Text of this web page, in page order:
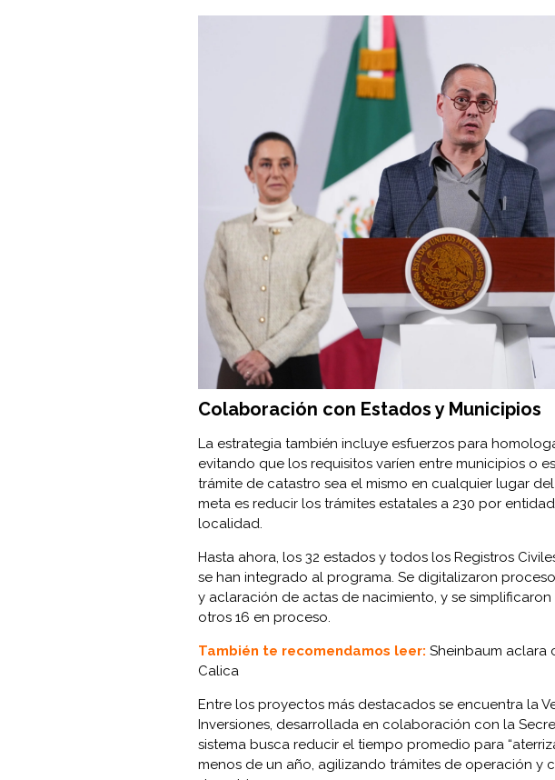
Colaboración con Estados y Municipios
La estrategia también incluye esfuerzos para
evitando que los requisitos varíen entre municipios o
trámite de catastro sea el mismo en cualquier lugar del
meta es reducir los trámites estatales a 230 por
localidad.
Hasta ahora, los 32 estados y todos los Registros
se han integrado al programa. Se digitalizaron
y aclaración de actas de nacimiento, y se simplificaron
otros 16 en proceso.
También te recomendamos leer: Sheinbaum aclara
Calica
Entre los proyectos más destacados se encuentra la
Inversiones, desarrollada en colaboración con la
sistema busca reducir el tiempo promedio para
menos de un año, agilizando trámites de operación y